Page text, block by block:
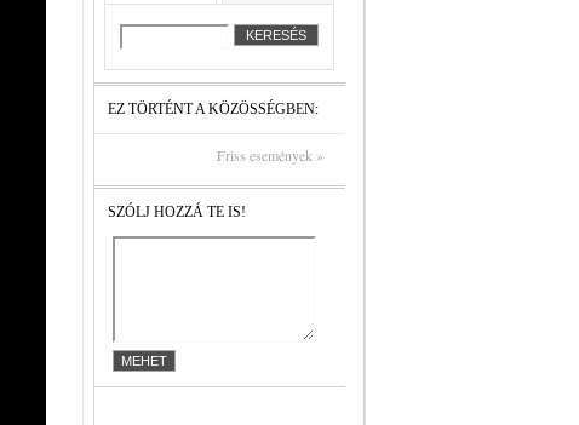
EZ TÖRTÉNT A KÖZÖSSÉGBEN:
Friss események »
SZÓLJ HOZZÁ TE IS!